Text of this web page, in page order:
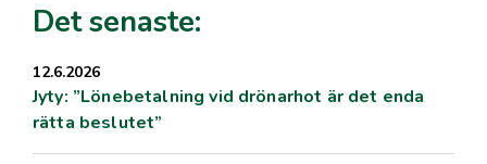
Det senaste:
12.6.2026
Jyty: ”Lönebetalning vid drönarhot är det enda
rätta beslutet”